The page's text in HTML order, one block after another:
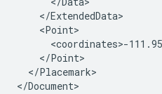
    </ExtendedData>
    <Point>
<coordinates>-
    </Point>
  </Placemark>
</Document>